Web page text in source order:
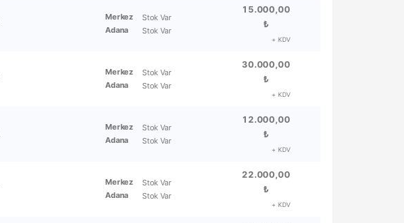
Merkez
Stok Var
Adana
Stok Var
15.000,00
₺
+ KDV
Merkez
Stok Var
Adana
Stok Var
30.000,00
₺
+ KDV
Merkez
Stok Var
Adana
Stok Var
12.000,00
₺
+ KDV
Merkez
Stok Var
Adana
Stok Var
22.000,00
₺
+ KDV